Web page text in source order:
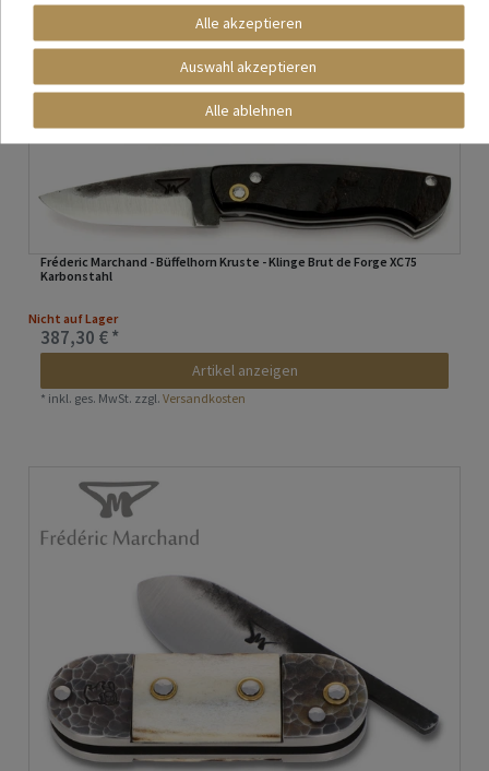
Fréderic Marchand - Büffelhorn Kruste - Klinge Brut de Forge XC75
Karbonstahl
Nicht auf Lager
387,30 € *
Artikel anzeigen
* inkl. ges. MwSt. zzgl.Versandkosten
Alle akzeptieren
Auswahl akzeptieren
Alle ablehnen